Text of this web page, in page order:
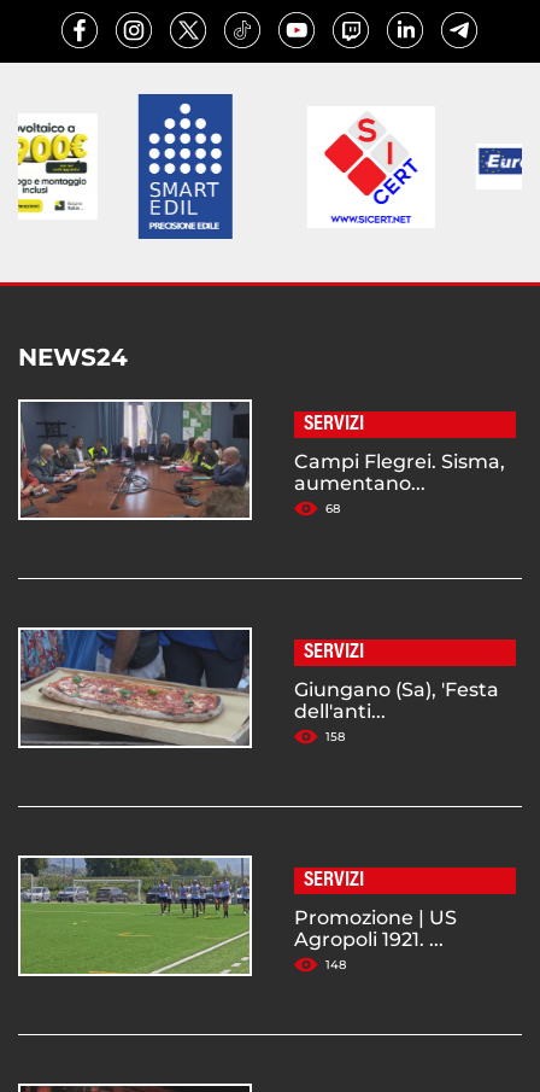
NEWS24
SERVIZI
Campi Flegrei. Sisma,
aumentano...
68
SERVIZI
Giungano (Sa), 'Festa
dell'anti...
158
SERVIZI
Promozione | US
Agropoli 1921. ...
148